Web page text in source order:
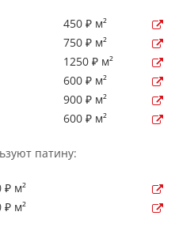
450 ₽ м²
750 ₽ м²
1250 ₽ м²
600 ₽ м²
900 ₽ м²
600 ₽ м²
патину:
₽ м²
₽ м²